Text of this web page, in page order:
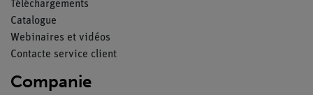
Téléchargements
Catalogue
Webinaires et vidéos
Contacte service client
Companie